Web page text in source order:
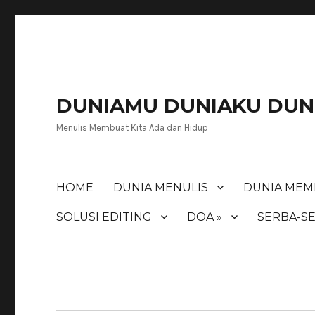
DUNIAMU DUNIAKU
Menulis Membuat Kita Ada dan Hidup
HOME DUNIA MENULIS DUNIA
SOLUSI EDITING DOA » SERBA-